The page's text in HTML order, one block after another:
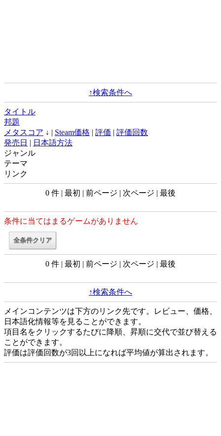
↑検索条件へ
タイトル
邦題
メタスコア ↓ | Steam価格 | 評価 | 評価回数
発売日 | 日本語方法
ジャンル
テーマ
リンク
0 件 | 最初 | 前ページ | 次ページ | 最後
条件に当てはまるゲームがありません
0 件 | 最初 | 前ページ | 次ページ | 最後
↑検索条件へ
メインコンテンツは下方のリンク先です。レビュー、価格、
日本語化情報等を見ることができます。
項目名をクリックするたびに降順、昇順に交代で並び替える
ことができます。
評価は評価回数が3回以上になれば平均値が算出されます。